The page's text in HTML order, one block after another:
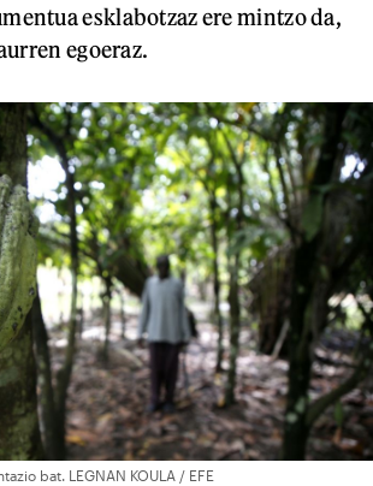
esklabotzaz ere mintzo da,
egoeraz.
bat. LEGNAN KOULA / EFE